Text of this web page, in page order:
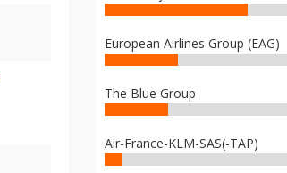
European Airlines Group (EAG)
The Blue Group
Air-France-KLM-SAS(-TAP)